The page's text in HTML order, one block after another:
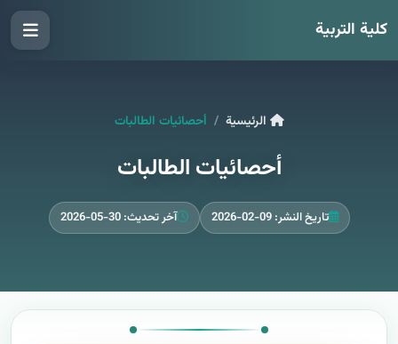
كلية التربية
الرئيسية أحصائيات الطالبات
أحصائيات الطالبات
تاريخ النشر: 09-02-2026 آخر تحديث: 30-05-2026